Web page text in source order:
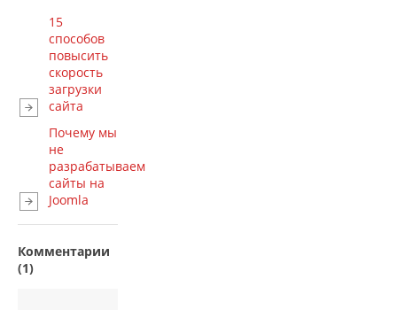
15
способов
повысить
скорость
загрузки
сайта
Почему мы
не
разрабатываем
сайты на
Joomla
Комментарии
(1)